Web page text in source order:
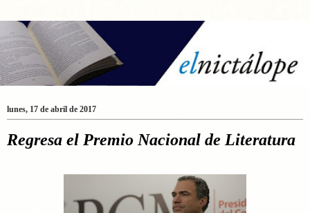
lunes, 17 de abril de 2017
Regresa el Premio Nacional de Literatura